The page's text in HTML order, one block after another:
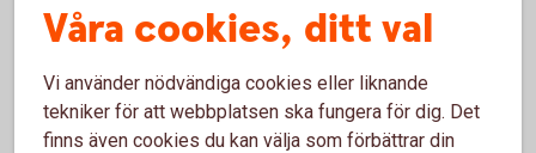
premiebefrielseförsäkring krävs godkänd
Sparandet i en depåförsäkring kan inte kombineras
med premiebefrielseförsäkring.
Våra cookies, ditt val
Vi använder nödvändiga cookies eller liknande
tekniker för att webbplatsen ska fungera för dig. Det
finns även cookies du kan välja som förbättrar din